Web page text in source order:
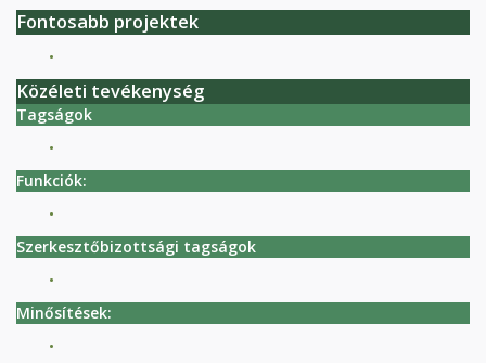
Fontosabb projektek
Közéleti tevékenység
Tagságok
Funkciók:
Szerkesztőbizottsági tagságok
Minősítések: